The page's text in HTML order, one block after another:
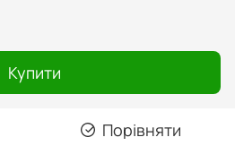
Купити
Порівняти